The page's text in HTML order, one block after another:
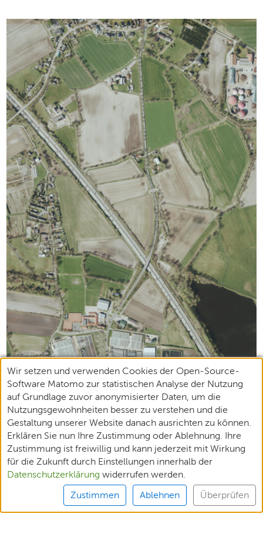
Wir setzen und verwenden Cookies der Open-Source-
Software Matomo zur statistischen Analyse der Nutzung
auf Grundlage zuvor anonymisierter Daten, um die
Nutzungsgewohnheiten besser zu verstehen und die
Gestaltung unserer Website danach ausrichten zu können.
Erklären Sie nun Ihre Zustimmung oder Ablehnung. Ihre
Zustimmung ist freiwillig und kann jederzeit mit Wirkung
für die Zukunft durch Einstellungen innerhalb der
Datenschutzerklärung widerrufen werden.
Zustimmen Ablehnen Überprüfen